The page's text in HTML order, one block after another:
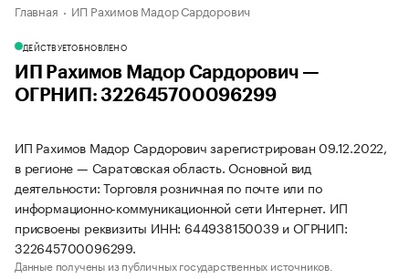
Главная ИП Рахимов Мадор Сардорович
ДЕЙСТВУЕТОБНОВЛЕНО
ИП Рахимов Мадор Сардорович —
ОГРНИП: 322645700096299
ИП Рахимов Мадор Сардорович зарегистрирован 09.12.2022,
в регионе — Саратовская область. Основной вид
деятельности: Торговля розничная по почте или по
информационно-коммуникационной сети Интернет. ИП
присвоены реквизиты ИНН: 644938150039 и ОГРНИП:
322645700096299.
Данные получены из публичных государственных источников.